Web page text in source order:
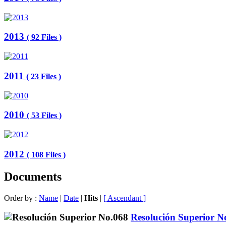
2013 ( 92 Files )
2011 ( 23 Files )
2010 ( 53 Files )
2012 ( 108 Files )
Documents
Order by : Name | Date | Hits | [ Ascendant ]
Resolución Superior